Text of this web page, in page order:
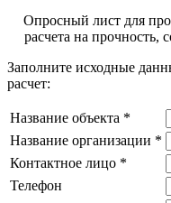
Опросный лист для
расчета на прочность,
Заполните исходные
расчет:
Название объекта *
Название организации *
Контактное лицо *
Телефон